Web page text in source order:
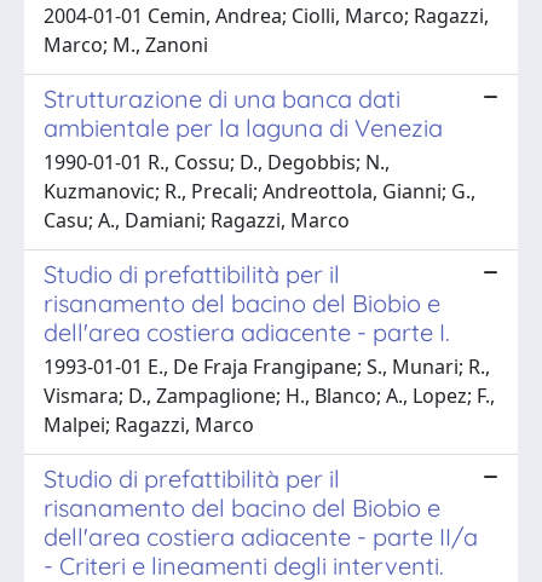
2004-01-01 Cemin, Andrea; Ciolli, Marco; Ragazzi,
Marco; M., Zanoni
Strutturazione di una banca dati
ambientale per la laguna di Venezia
1990-01-01 R., Cossu; D., Degobbis; N.,
Kuzmanovic; R., Precali; Andreottola, Gianni; G.,
Casu; A., Damiani; Ragazzi, Marco
Studio di prefattibilità per il
risanamento del bacino del Biobio e
dell'area costiera adiacente - parte I.
1993-01-01 E., De Fraja Frangipane; S., Munari; R.,
Vismara; D., Zampaglione; H., Blanco; A., Lopez; F.,
Malpei; Ragazzi, Marco
Studio di prefattibilità per il
risanamento del bacino del Biobio e
dell'area costiera adiacente - parte II/a
- Criteri e lineamenti degli interventi.